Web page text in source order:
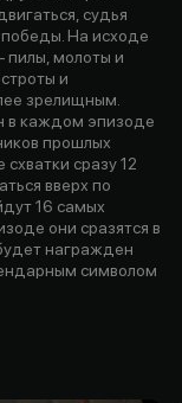
судья
На исходе
пилы, молоты и
и
зрелищным.
в каждом эпизоде
прошлых
сразу 12
вверх по
16 самых
они сразятся в
награжден
символом